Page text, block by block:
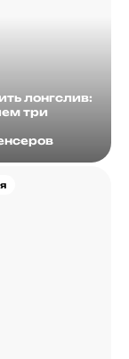
лонгслив:
три